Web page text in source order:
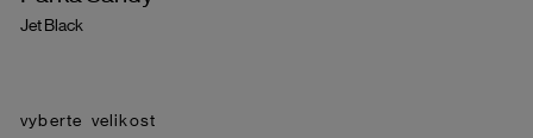
Jet Black
velikost